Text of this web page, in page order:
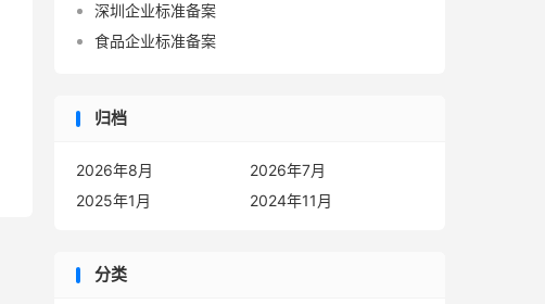
深圳企业标准备案
食品企业标准备案
归档
2026年8月
2026年7月
2025年1月
2024年11月
分类